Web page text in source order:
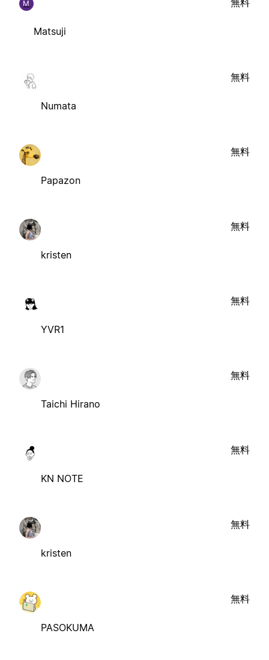
M
Matsuji
Numata
無料
Papazon
無料
kristen
無料
YVR1
無料
Taichi Hirano
無料
KN NOTE
無料
kristen
無料
PASOKUMA
無料